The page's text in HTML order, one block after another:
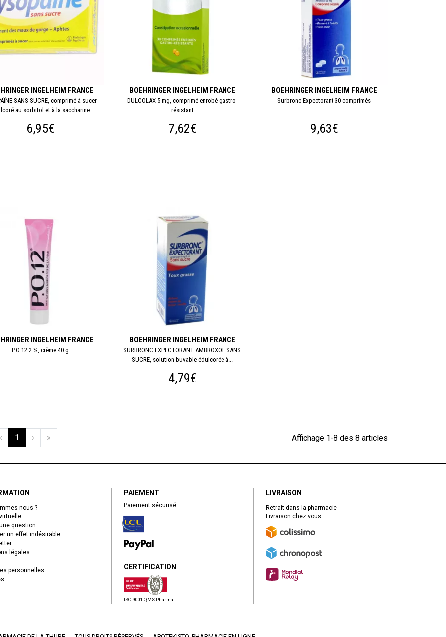
INGELHEIM FRANCE
SANS SUCRE, comprimé à sucer
au sorbitol et à la saccharine
6,95€
BOEHRINGER INGELHEIM FRANCE
DULCOLAX 5 mg, comprimé enrobé gastro-
résistant
7,62€
BOEHRINGER INGELHEIM FRANCE
Surbronc Expectorant 30 comprimés
9,63€
INGELHEIM FRANCE
P.O 12 2 %, crème 40 g
BOEHRINGER INGELHEIM FRANCE
SURBRONC EXPECTORANT AMBROXOL SANS
SUCRE, solution buvable édulcorée à...
4,79€
Affichage 1-8 des 8 articles
‹ 1 › »
nous ?
question
un effet indésirable
légales
personnelles
PAIEMENT
Paiement sécurisé
CERTIFICATION
ISO-9001 QMS Pharma
LIVRAISON
Retrait dans la pharmacie
Livraison chez vous